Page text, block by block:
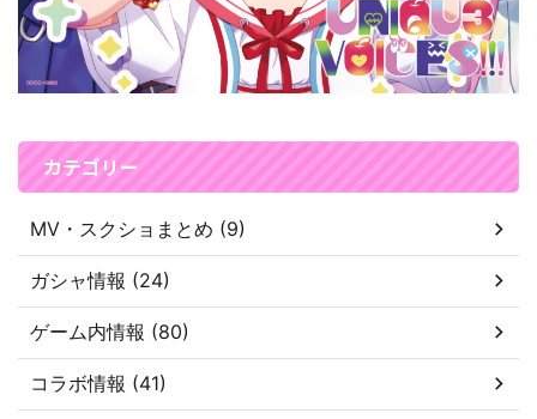
カテゴリー
MV・スクショまとめ (9)
ガシャ情報 (24)
ゲーム内情報 (80)
コラボ情報 (41)